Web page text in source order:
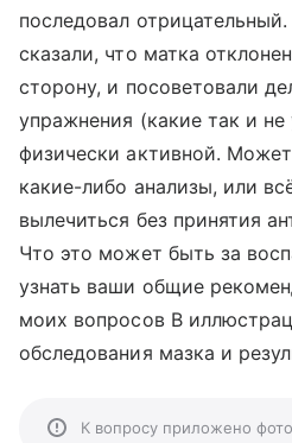
последовал
сказали, что матка
сторону, и посоветовали
упражнения (какие так и
физически активной.
какие-либо анализы, или
вылечиться без принятия
Что это может быть за
узнать ваши общие
моих вопросов В
обследования мазка и
К вопросу приложено фото